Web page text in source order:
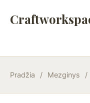
Pradžia / Mezginys /